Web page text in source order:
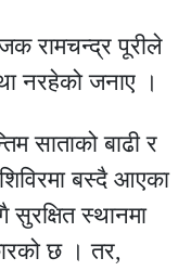
रामचन्द्र पूरीले
नरहेको जनाए ।
साताको बाढी र
बस्दै आएका
स्थानमा
छ । तर,